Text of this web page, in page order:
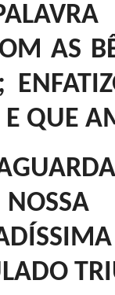
AS
E QUE